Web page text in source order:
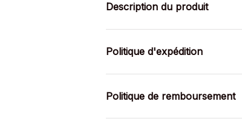
Description du produit
Politique d'expédition
Politique de remboursement